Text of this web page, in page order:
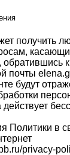
получить
почты
будут
Политики в
privacy-